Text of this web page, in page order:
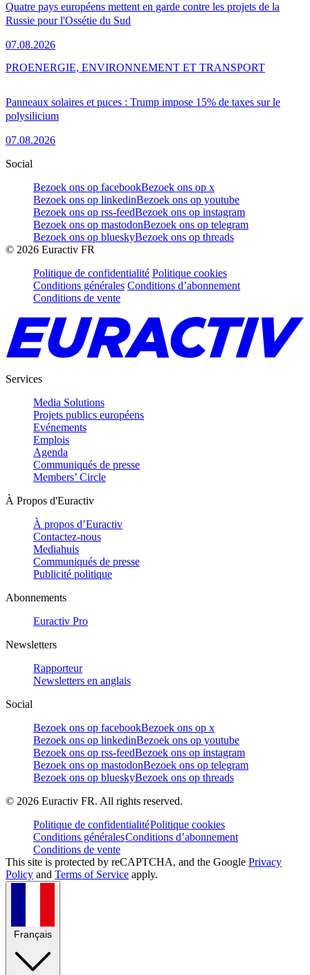
Quatre pays européens mettent en garde contre les projets de la
Russie pour l'Ossétie du Sud
07.08.2026
Panneaux solaires et puces : Trump impose 15% de taxes sur le
polysilicium
07.08.2026
PROENERGIE, ENVIRONNEMENT ET TRANSPORT
Social
Bezoek ons op facebookBezoek ons op x
Bezoek ons op linkedinBezoek ons op youtube
Bezoek ons op rss-feedBezoek ons op instagram
Bezoek ons op mastodonBezoek ons op telegram
Bezoek ons op blueskyBezoek ons op threads
© 2026 Euractiv FR
Politique de confidentialité Politique cookies
Conditions générales Conditions d’abonnement
Conditions de vente
Services
Media Solutions
Projets publics européens
Evénements
Emplois
Agenda
Communiqués de presse
Members’ Circle
À Propos d'Euractiv
À propos d’Euractiv
Contactez-nous
Mediahuis
Communiqués de presse
Publicité politique
Abonnements
Euractiv Pro
Newsletters
Rapporteur
Newsletters en anglais
Social
Bezoek ons op facebookBezoek ons op x
Bezoek ons op linkedinBezoek ons op youtube
Bezoek ons op rss-feedBezoek ons op instagram
Bezoek ons op mastodonBezoek ons op telegram
Bezoek ons op blueskyBezoek ons op threads
© 2026 Euractiv FR. All rights reserved.
Politique de confidentialitéPolitique cookies
Conditions généralesConditions d’abonnement
Conditions de vente
This site is protected by reCAPTCHA, and the Google Privacy
Policy and Terms of Service apply.
Français